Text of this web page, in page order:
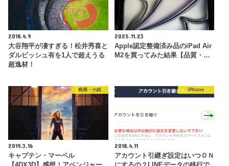
2018.4.9
大谷翔平が凄すぎる！松井秀喜と
ダルビッシュ有を1人で超えうる
超逸材！
2025.11.23
Apple認定整備済み品のiPad Air
M2を買ってみた結果【品質・…
映画・小説
2019.3.16
キャプテン・マーベル
iPhone
2018.4.11
アカウント引継ぎ設定はいつＯＮ